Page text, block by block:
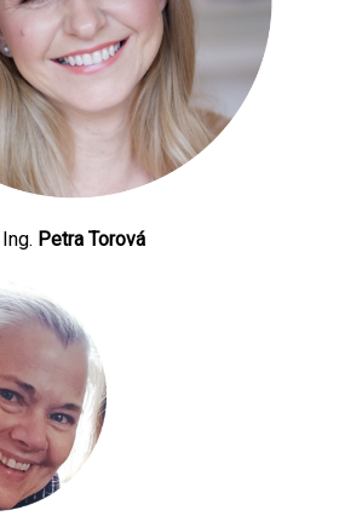
Ing. Petra Torová